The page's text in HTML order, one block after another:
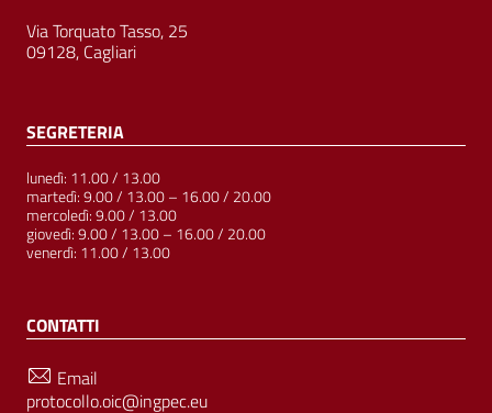
Via Torquato Tasso, 25
09128, Cagliari
SEGRETERIA
lunedì: 11.00 / 13.00
martedì: 9.00 / 13.00 – 16.00 / 20.00
mercoledì: 9.00 / 13.00
giovedì: 9.00 / 13.00 – 16.00 / 20.00
venerdì: 11.00 / 13.00
CONTATTI
Email
protocollo.oic@ingpec.eu